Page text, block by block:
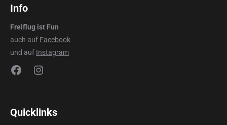
Info
Freiflug ist Fun
auch auf Facebook
und auf Instagram
FacebookInstagram
Quicklinks